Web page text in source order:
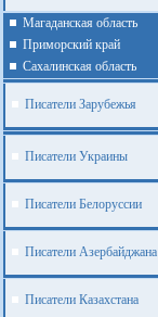
Магаданская область
Приморский край
Cахалинская область
Писатели Зарубежья
Писатели Украины
Писатели Белоруссии
Писатели Азербайджана
Писатели Казахстана